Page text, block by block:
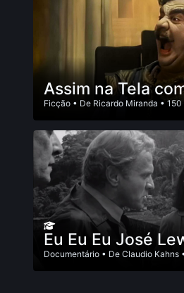
Assim na Tela
Ficção • De Ricardo Miranda • 150
Eu Eu Eu José
Documentário • De Claudio Kahns